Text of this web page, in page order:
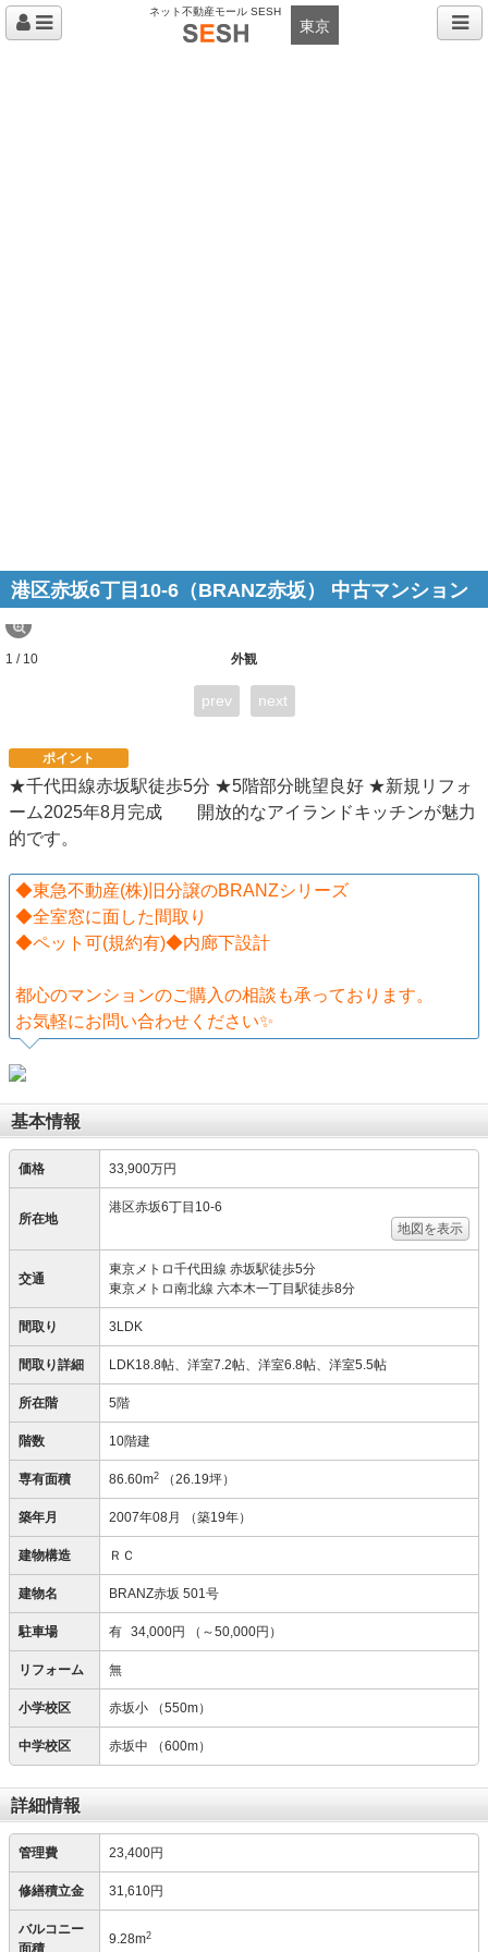
ネット不動産モール SESH
東京
港区赤坂6丁目10-6（BRANZ赤坂） 中古マンション
外観
1 / 10
prev next
ポイント
★千代田線赤坂駅徒歩5分 ★5階部分眺望良好 ★新規リフォ
ーム2025年8月完成 開放的なアイランドキッチンが魅力
的です。
◆東急不動産(株)旧分譲のBRANZシリーズ
◆全室窓に面した間取り
◆ペット可(規約有)◆内廊下設計
都心のマンションのご購入の相談も承っております。
お気軽にお問い合わせください✨
基本情報
価格 33,900万円
所在地
港区赤坂6丁目10-6
地図を表示
交通
東京メトロ千代田線 赤坂駅徒歩5分
東京メトロ南北線 六本木一丁目駅徒歩8分
間取り 3LDK
間取り詳細 LDK18.8帖、洋室7.2帖、洋室6.8帖、洋室5.5帖
所在階 5階
階数 10階建
専有面積 86.60m2 （26.19坪）
築年月 2007年08月 （築19年）
建物構造 ＲＣ
建物名 BRANZ赤坂 501号
駐車場 有 34,000円 （～50,000円）
リフォーム 無
小学校区 赤坂小 （550m）
中学校区 赤坂中 （600m）
詳細情報
管理費 23,400円
修繕積立金 31,610円
バルコニー
面積
9.28m2